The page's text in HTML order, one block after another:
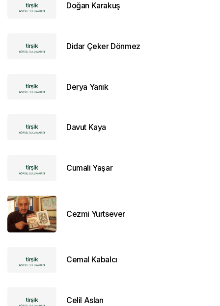
Doğan Karakuş
Didar Çeker Dönmez
Derya Yanık
Davut Kaya
Cumali Yaşar
Cezmi Yurtsever
Cemal Kabalcı
Celil Aslan